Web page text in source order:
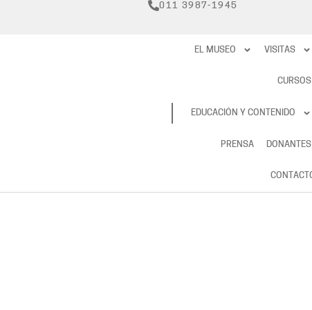
011 3987-1945
RESERVAS
EL MUSEO VISITAS
CURSOS
EDUCACIÓN Y CONTENIDO
PRENSA DONANTES